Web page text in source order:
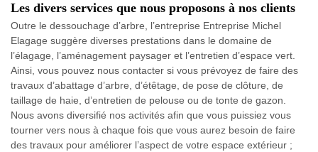
Les divers services que nous proposons à nos clients
Outre le dessouchage d’arbre, l’entreprise Entreprise Michel
Elagage suggère diverses prestations dans le domaine de
l’élagage, l’aménagement paysager et l’entretien d’espace vert.
Ainsi, vous pouvez nous contacter si vous prévoyez de faire des
travaux d’abattage d’arbre, d’étêtage, de pose de clôture, de
taillage de haie, d’entretien de pelouse ou de tonte de gazon.
Nous avons diversifié nos activités afin que vous puissiez vous
tourner vers nous à chaque fois que vous aurez besoin de faire
des travaux pour améliorer l’aspect de votre espace extérieur ;